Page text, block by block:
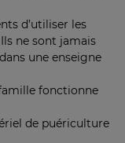
d’utiliser les
ne sont jamais
une enseigne
fonctionne
de puériculture